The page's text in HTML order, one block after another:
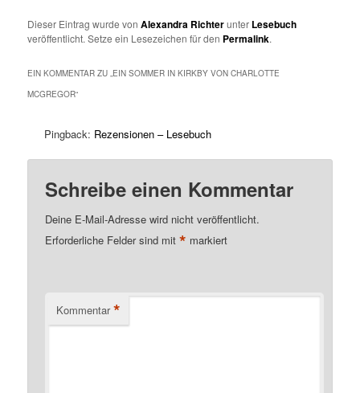
Dieser Eintrag wurde vonAlexandra Richterunter Lesebuch
veröffentlicht. Setze ein Lesezeichen für den Permalink.
EIN KOMMENTAR ZU „EIN SOMMER IN KIRKBY VON CHARLOTTE
MCGREGOR“
Pingback: Rezensionen – Lesebuch
Schreibe einen Kommentar
Deine E-Mail-Adresse wird nicht veröffentlicht.
Erforderliche Felder sind mit* markiert
Kommentar *